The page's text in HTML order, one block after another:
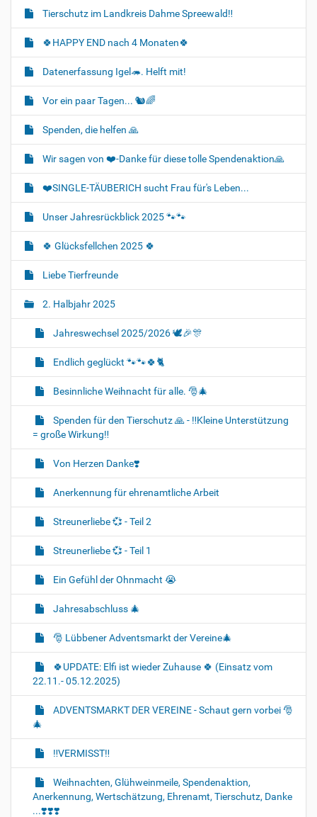
Tierschutz im Landkreis Dahme Spreewald‼️
🍀HAPPY END nach 4 Monaten🍀
Datenerfassung Igel🦔. Helft mit!
Vor ein paar Tagen... 🐿🌈
Spenden, die helfen 🙏
Wir sagen von ❤️-Danke für diese tolle Spendenaktion🙏
❤️SINGLE-TÄUBERICH sucht Frau für's Leben...
Unser Jahresrückblick 2025 🐾🐾
🍀 Glücksfellchen 2025 🍀
Liebe Tierfreunde
2. Halbjahr 2025
Jahreswechsel 2025/2026 🕊🎉🎊
Endlich geglückt 🐾🐾🍀🐈‍
Besinnliche Weihnacht für alle. 🎅🎄
Spenden für den Tierschutz 🙏 - ‼️Kleine Unterstützung
= große Wirkung‼️
Von Herzen Danke❣️
Anerkennung für ehrenamtliche Arbeit
Streunerliebe 💞 - Teil 2
Streunerliebe 💞 - Teil 1
Ein Gefühl der Ohnmacht 😭
Jahresabschluss 🎄
🎅 Lübbener Adventsmarkt der Vereine🎄
🍀UPDATE: Elfi ist wieder Zuhause 🍀 (Einsatz vom
22.11.- 05.12.2025)
ADVENTSMARKT DER VEREINE - Schaut gern vorbei 🎅
🎄
‼️VERMISST‼️
Weihnachten, Glühweinmeile, Spendenaktion,
Anerkennung, Wertschätzung, Ehrenamt, Tierschutz, Danke
...❣️❣️❣️